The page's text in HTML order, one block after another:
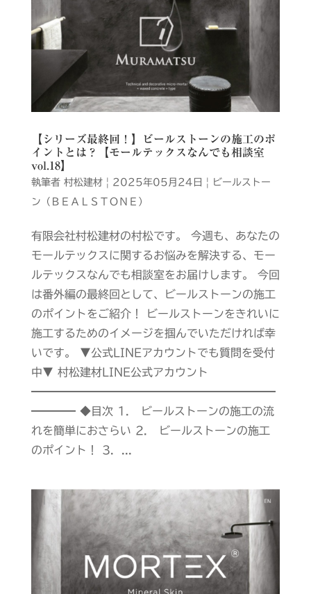
【シリーズ最終回！】ビールストーンの施工のポ
イントとは？【モールテックスなんでも相談室
vol.18】
執筆者 村松建材| 2025年05月24日 |
ビールストー
ン（ＢＥＡＬＳＴＯＮＥ）
有限会社村松建材の村松です。 今週も、あなたの
モールテックスに関するお悩みを解決する、モー
ルテックスなんでも相談室をお届けします。 今回
は番外編の最終回として、ビールストーンの施工
のポイントをご紹介！ ビールストーンをきれいに
施工するためのイメージを掴んでいただければ幸
いです。 ▼公式LINEアカウントでも質問を受付
中▼ 村松建材LINE公式アカウント
━━━━━━━━━━━━━━━━━━━━━━
━━━━ ◆目次 1． ビールストーンの施工の流
れを簡単におさらい 2． ビールストーンの施工
のポイント！ 3．...